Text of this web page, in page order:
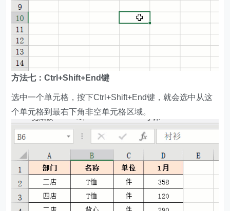
方法七：Ctrl+Shift+End键
选中一个单元格，按下Ctrl+Shift+End键，就会选中从这
个单元格到最右下角非空单元格区域。